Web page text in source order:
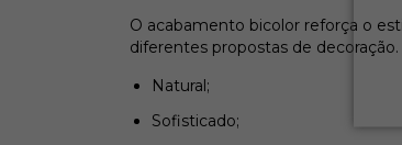
O acabamento bicolor reforça o
diferentes propostas de
Natural;
Sofisticado;